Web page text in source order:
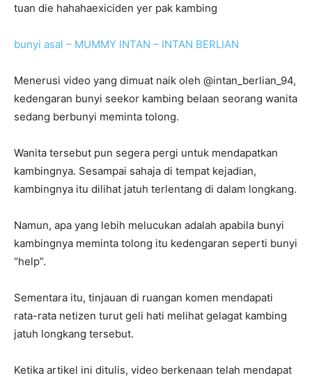
tuan die hahahaexiciden yer pak kambing
bunyi asal – MUMMY INTAN – INTAN BERLIAN
Menerusi video yang dimuat naik oleh @intan_berlian_94,
kedengaran bunyi seekor kambing belaan seorang wanita
sedang berbunyi meminta tolong.
Wanita tersebut pun segera pergi untuk mendapatkan
kambingnya. Sesampai sahaja di tempat kejadian,
kambingnya itu dilihat jatuh terlentang di dalam longkang.
Namun, apa yang lebih melucukan adalah apabila bunyi
kambingnya meminta tolong itu kedengaran seperti bunyi
“help”.
Sementara itu, tinjauan di ruangan komen mendapati
rata-rata netizen turut geli hati melihat gelagat kambing
jatuh longkang tersebut.
Ketika artikel ini ditulis, video berkenaan telah mendapat